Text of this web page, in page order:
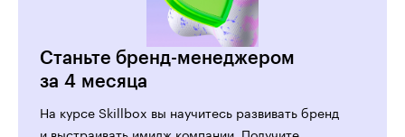
Станьте бренд-менеджером
за 4 месяца
На курсе Skillbox вы научитесь развивать бренд